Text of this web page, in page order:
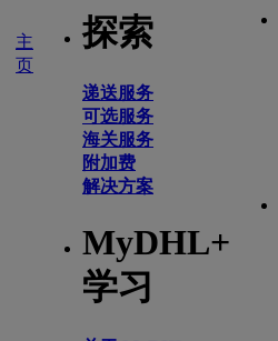
主
页
探索
递送服务
可选服务
海关服务
附加费
解决方案
MyDHL+
学习